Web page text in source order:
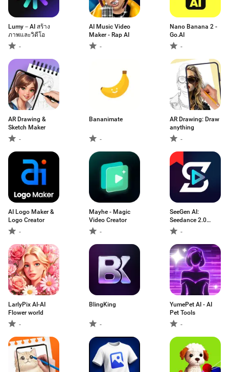
Lumy－AI สร้าง
ภาพและวิดีโอ
-
AI Music Video
Maker - Rap AI
-
Nano Banana 2 -
Go.AI
-
AR Drawing &
Sketch Maker
-
Bananimate
-
AR Drawing: Draw
anything
-
AI Logo Maker &
Logo Creator
-
Mayhe - Magic
Video Creator
-
SeeGen AI:
Seedance 2.0
Video-
LarlyPix AI-AI
Flower world
-
BlingKing
-
YumePet AI - AI
Pet Tools
-